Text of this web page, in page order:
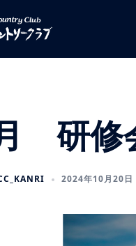
研修
2024年10月20日